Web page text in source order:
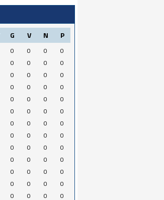
G V N P
0 0 0
0
0 0 0
0
0 0 0
0
0 0 0
0
0 0 0
0
0 0 0
0
0 0 0
0
0 0 0
0
0 0 0
0
0 0 0
0
0 0 0
0
0 0 0
0
0 0 0 0